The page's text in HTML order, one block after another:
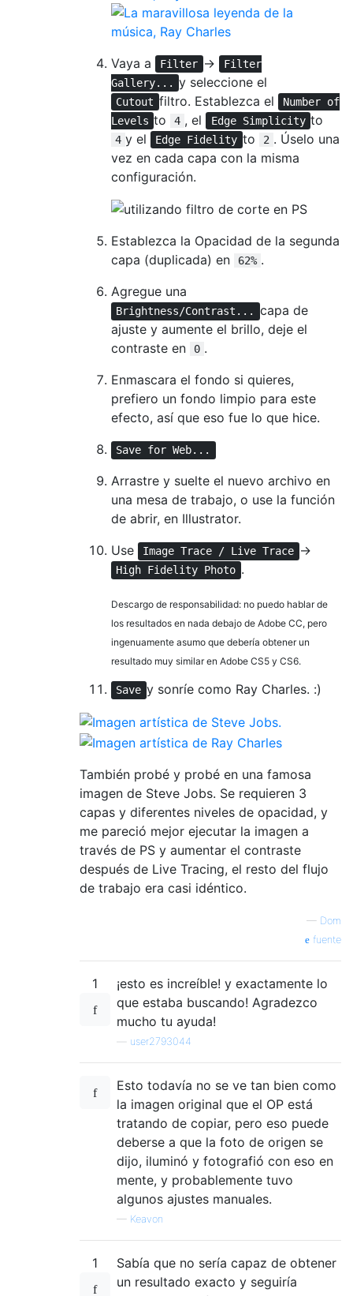
Vaya a Filter →
Filter
Gallery... y seleccione el
Cutout filtro. Establezca el
Number of
Levels to 4 , el Edge Simplicity to
4 y el Edge Fidelity to 2 . Úselo una
vez en cada capa con la misma
configuración.
Establezca la Opacidad de la segunda
capa (duplicada) en
62% .
Agregue una
Brightness/Contrast...
capa de
ajuste y aumente el brillo, deje el
contraste en
0 .
Enmascara el fondo si quieres,
prefiero un fondo limpio para este
efecto, así que eso fue lo que hice.
Save for Web...
Arrastre y suelte el nuevo archivo en
una mesa de trabajo, o use la función
de abrir, en Illustrator.
Use
Image Trace / Live Trace →
High Fidelity Photo .
Descargo de responsabilidad: no puedo hablar de
los resultados en nada debajo de Adobe CC, pero
ingenuamente asumo que debería obtener un
resultado muy similar en Adobe CS5 y CS6.
Save y sonríe como Ray Charles. :)
También probé y probé en una famosa
imagen de Steve Jobs. Se requieren 3
capas y diferentes niveles de opacidad, y
me pareció mejor ejecutar la imagen a
través de PS y aumentar el contraste
después de Live Tracing, el resto del flujo
de trabajo era casi idéntico.
— Dom
fuente
1
¡esto es increíble! y exactamente lo
que estaba buscando! Agradezco
mucho tu ayuda!
user2793044
Esto todavía no se ve tan bien como
la imagen original que el OP está
tratando de copiar, pero eso puede
deberse a que la foto de origen se
dijo, iluminó y fotografió con eso en
mente, y probablemente tuvo
algunos ajustes manuales.
— Keavon
1
Sabía que no sería capaz de obtener
un resultado exacto y seguiría